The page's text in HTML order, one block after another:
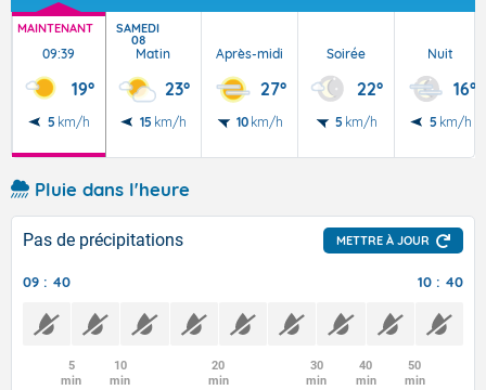
MAINTENANT
09:39
19°
5 km/h
SAMEDI
08
Matin
23°
15 km/h
Après-midi
27°
10 km/h
Soirée
22°
5 km/h
Nuit
16°
5 km/h
Pluie dans l'heure
Pas de précipitations METTRE À JOUR
09 : 40 10 : 40
5
min
10
min
20
min
30
min
40
min
50
min